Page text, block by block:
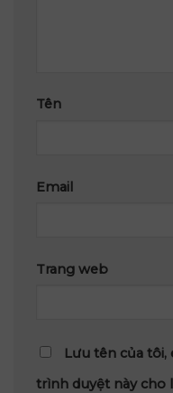
Tên
Email
Trang web
Lưu tên của tôi,
trình duyệt này cho